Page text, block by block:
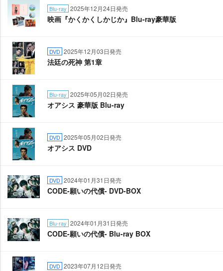
Blu-ray 2025年12月24日発売
映画『かくかくしかじか』Blu-ray豪華版
DVD 2025年12月03日発売
法廷の死神 第1章
Blu-ray 2025年05月02日発売
オアシス 豪華版 Blu-ray
DVD 2025年05月02日発売
オアシス DVD
DVD 2024年01月31日発売
CODE-願いの代償- DVD-BOX
Blu-ray 2024年01月31日発売
CODE-願いの代償- Blu-ray BOX
DVD 2023年07月12日発売